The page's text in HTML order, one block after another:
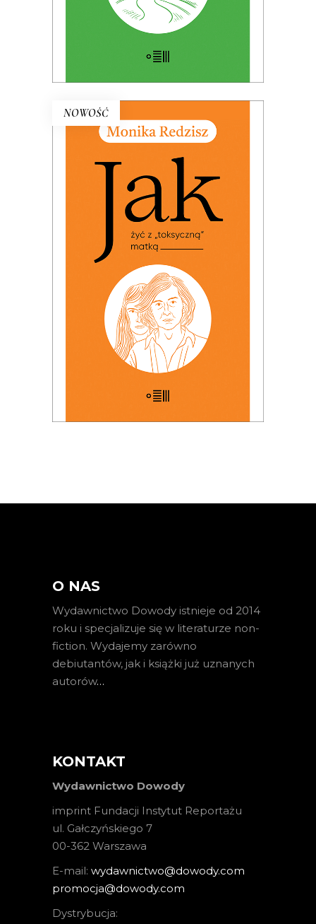
E-BOOK DO KOSZYKA
NOWOŚĆ
JAK ŻYĆ Z „TOKSYCZNĄ”
MATKĄ (ebook)
PREMIERA: 24 listopada 2025
49.99zł 25.00
KSIĄŻKA DO KOSZYKA
O NAS
Wydawnictwo Dowody istnieje od 2014
roku i specjalizuje się w literaturze non-
fiction. Wydajemy zarówno
debiutantów, jak i książki już uznanych
autorów…
KONTAKT
Wydawnictwo Dowody
imprint Fundacji Instytut Reportażu
ul. Gałczyńskiego 7
00-362 Warszawa
E-mail: wydawnictwo@dowody.com
promocja@dowody.com
Dystrybucja: